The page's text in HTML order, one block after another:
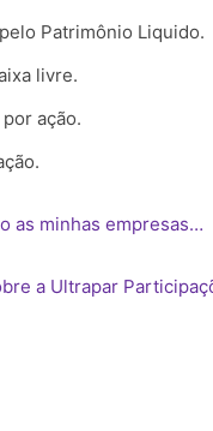
Patrimônio Liquido.
livre.
ação.
as minhas empresas…
a Ultrapar